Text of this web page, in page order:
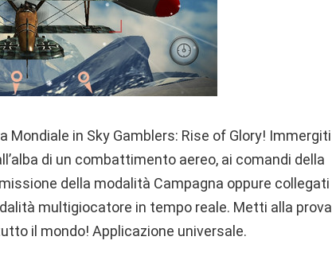
Mondiale in Sky Gamblers: Rise of Glory! Immergiti
di un combattimento aereo, ai comandi della
della modalità Campagna oppure collegati
multigiocatore in tempo reale. Metti alla prova
il mondo! Applicazione universale.